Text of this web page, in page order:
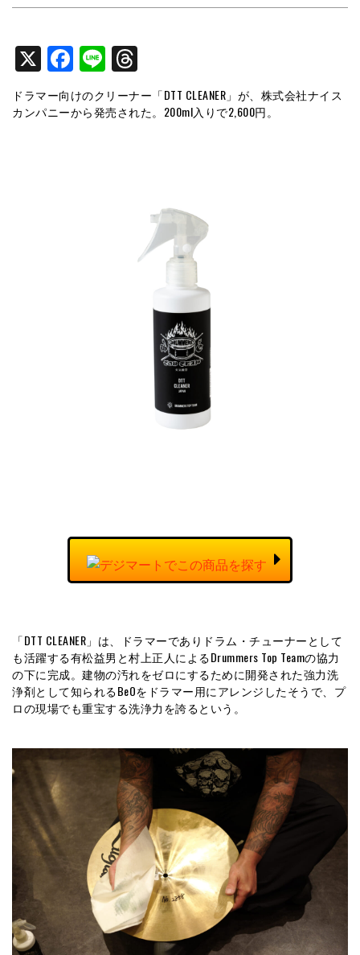
X Facebook
Line
ドラマー向けのクリーナー「DTT CLEANER」が、株式会社ナイス
カンパニーから発売された。200ml入りで2,600円。
「DTT CLEANER」は、ドラマーでありドラム・チューナーとして
も活躍する有松益男と村上正人によるDrummers Top Teamの協力
の下に完成。建物の汚れをゼロにするために開発された強力洗
浄剤として知られるBeOをドラマー用にアレンジしたそうで、プ
ロの現場でも重宝する洗浄力を誇るという。